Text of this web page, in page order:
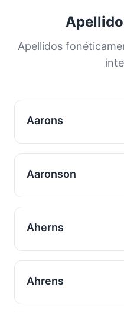
Apellidos
Aarons
Aaronson
Aherns
Ahrens